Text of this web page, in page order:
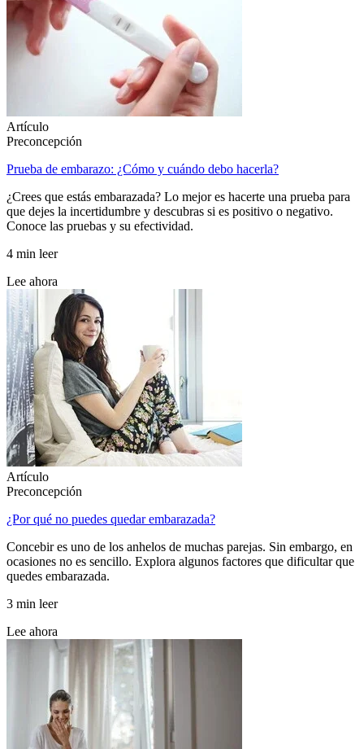
Artículo
Preconcepción
Prueba de embarazo: ¿Cómo y cuándo debo hacerla?
¿Crees que estás embarazada? Lo mejor es hacerte una prueba para
que dejes la incertidumbre y descubras si es positivo o negativo.
Conoce las pruebas y su efectividad.
4 min leer
Lee ahora
Artículo
Preconcepción
¿Por qué no puedes quedar embarazada?
Concebir es uno de los anhelos de muchas parejas. Sin embargo, en
ocasiones no es sencillo. Explora algunos factores que dificultar que
quedes embarazada.
3 min leer
Lee ahora